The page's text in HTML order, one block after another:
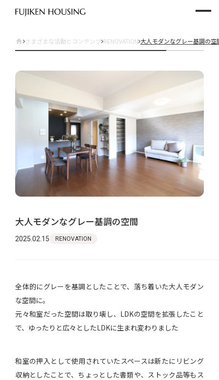
さまざまな活動とコンテンツ RENOVATION 大人モダンなグレー基調の空
大人モダンなグレー基調の空間
2025.02.15 RENOVATION
全体的にグレーを基調としたことで、落ち着いた大人モダン
な空間に。
元々和室だった空間は取り壊し、LDKの空間を拡張したこと
で、ゆったりと広々としたLDKに生まれ変わりました
和室の押入として使用されていたスペースは新たにリビング
収納としたことで、ちょっとした書類や、ストック品等もス